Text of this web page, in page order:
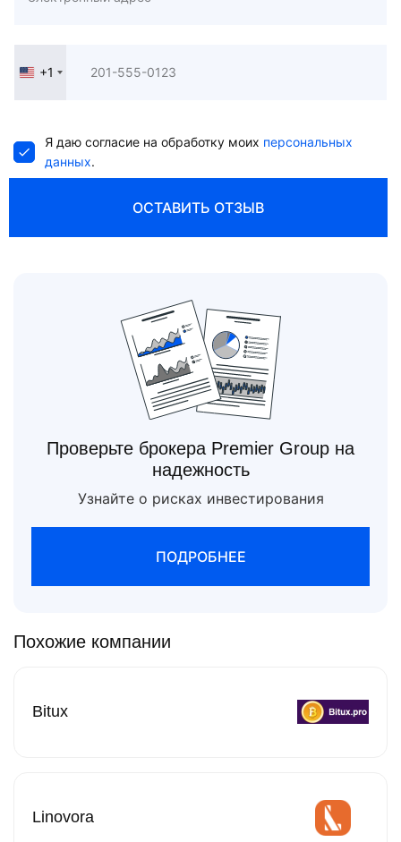
United
+1
Я даю согласие на обработку моих персональных
данных.
ОСТАВИТЬ ОТЗЫВ
Проверьте брокера Premier Group на
надежность
Узнайте о рисках инвестирования
ПОДРОБНЕЕ
Похожие компании
Bitux
Linovora